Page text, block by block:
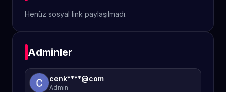
Henüz sosyal link paylaşılmadı.
Adminler
cenk****@com
Admin